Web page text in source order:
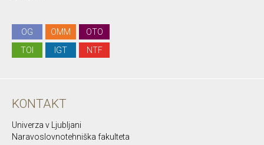
OG OMM
OTO
TOI
IGT NTF
KONTAKT
Univerza v Ljubljani
Naravoslovnotehniška fakulteta